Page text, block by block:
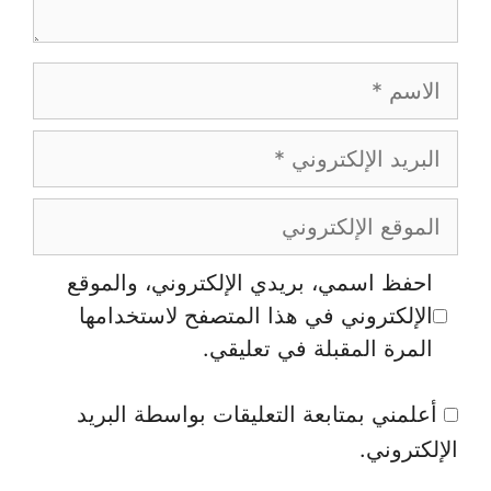
الاسم
البريد
الإلكتروني
الموقع
الإلكتروني
احفظ اسمي، بريدي الإلكتروني، والموقع
الإلكتروني في هذا المتصفح لاستخدامها
المرة المقبلة في تعليقي.
أعلمني بمتابعة التعليقات بواسطة البريد
الإلكتروني.